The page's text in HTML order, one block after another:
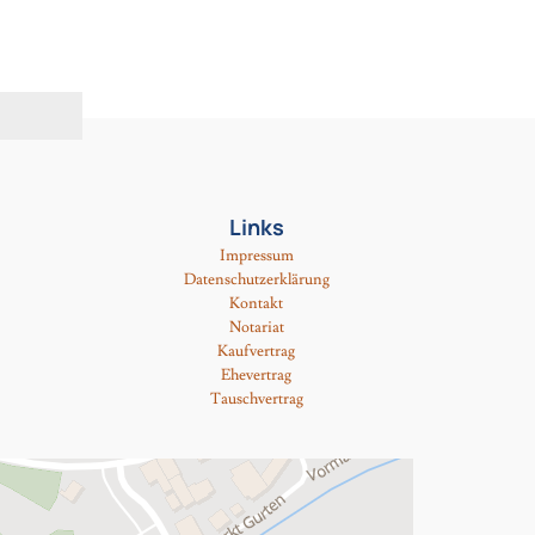
Links
Impressum
Datenschutzerklärung
Kontakt
Notariat
Kaufvertrag
Ehevertrag
Tauschvertrag